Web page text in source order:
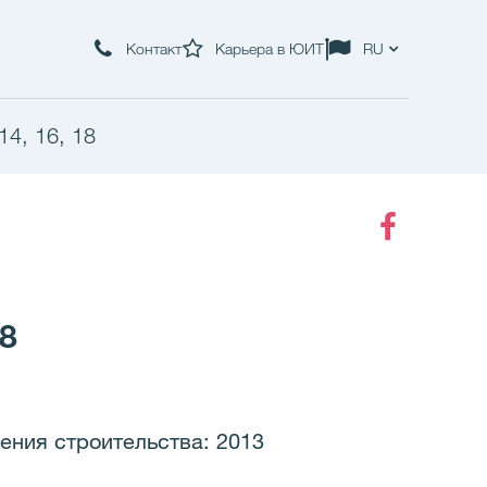
Контакт Карьера в ЮИТ RU
16, 18
строительства: 2013